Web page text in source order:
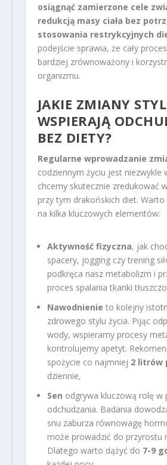
osiągnąć zamierzone cele
redukcją masy ciała bez
stosowania restrykcyjnych
podejście sprawia, że cały
bardziej zrównoważony i
organizmu.
JAKIE ZMIANY
WSPIERAJĄ
BEZ DIETY?
Regularne wprowadzanie
codziennym życiu jest niezwykle
chcemy skutecznie zredukować
przy tym drakońskich diet.
na kilka kluczowych elementów:
Aktywność fizyczna, jak
spacery, jogging czy trening
podkręca nasz metabolizm i
proces spalania tkanki
Nawodnienie to kolejny
zdrowego stylu życia. Pijąc
wody, wspieramy procesy
kontrolujemy apetyt.
spożycie co najmniej 2 litrów
dziennie,
Sen odgrywa kluczową rolę w
odchudzania. Badania
snu zaburza równowagę
może prowadzić do przyrostu
Dlatego warto dążyć do 7-9